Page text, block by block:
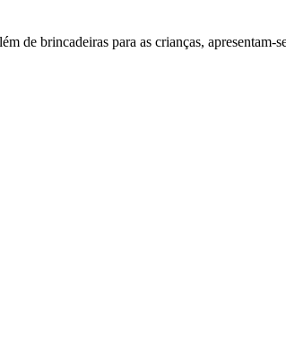
de brincadeiras para as crianças, apresentam-